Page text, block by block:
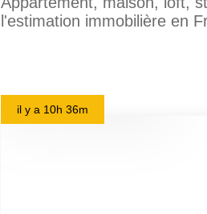
l'estimation immobilière en
il y a 10h 36m